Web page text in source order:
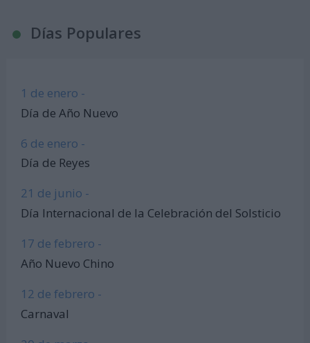
Días Populares
1 de enero -
Día de Año Nuevo
6 de enero -
Día de Reyes
21 de junio -
Día Internacional de la Celebración del Solsticio
17 de febrero -
Año Nuevo Chino
12 de febrero -
Carnaval